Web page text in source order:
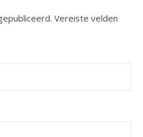
Vereiste velden